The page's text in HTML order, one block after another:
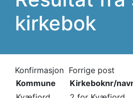
kirkebok
Konfirmasjon Forrige post
Kommune
Kirkeboknr/